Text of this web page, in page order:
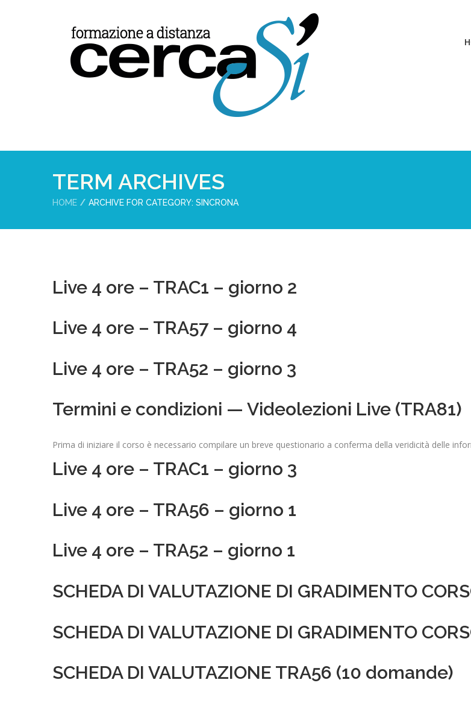
TERM ARCHIVES
HOME ARCHIVE FOR CATEGORY: SINCRONA
Live 4 ore – TRAC1 – giorno 2
Live 4 ore – TRA57 – giorno 4
Live 4 ore – TRA52 – giorno 3
Termini e condizioni — Videolezioni Live (TRA81)
Prima di iniziare il corso è necessario compilare un breve questionario a conferma della veridicità delle
Live 4 ore – TRAC1 – giorno 3
Live 4 ore – TRA56 – giorno 1
Live 4 ore – TRA52 – giorno 1
SCHEDA DI VALUTAZIONE DI GRADIMENTO
SCHEDA DI VALUTAZIONE DI GRADIMENTO
SCHEDA DI VALUTAZIONE TRA56 (10 domande)